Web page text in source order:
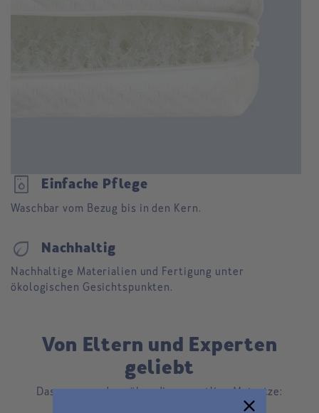
dishwasher_gen Einfache Pflege
Waschbar vom Bezug bis in den Kern.
eco Nachhaltig
Nachhaltige Materialien und Fertigung unter
ökologischen Gesichtspunkten.
Von Eltern und Experten
geliebt
Das sagen andere über die sproutling Matratze: